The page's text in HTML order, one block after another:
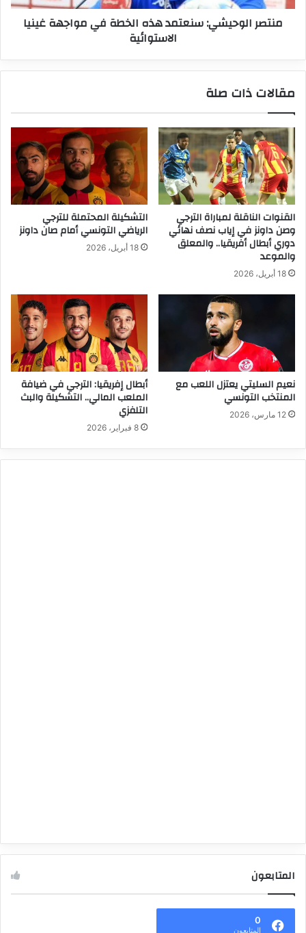
الاستوائية
منتصر الوحيشي: سنعتمد هذه الخطة في مواجهة غينيا
الاستوائية
مقالات ذات صلة
القنوات الناقلة لمباراة الترجي
وصن داونز في إياب نصف نهائي
دوري أبطال أفريقيا.. والمعلق
والموعد
18 أبريل، 2026
التشكيلة المحتملة للترجي
الرياضي التونسي أمام صان داونز
18 أبريل، 2026
نعيم السليتي يعتزل اللعب مع
المنتخب التونسي
12 مارس، 2026
أبطال إفريقيا: الترجي في ضيافة
الملعب المالي.. التشكيلة والبث
التلفزي
8 فبراير، 2026
المتابعون
0
المتابعون